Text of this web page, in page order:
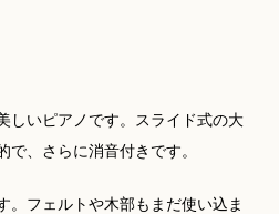
しいピアノです。スライド式の大
で、さらに消音付きです。
。フェルトや木部もまだ使い込ま